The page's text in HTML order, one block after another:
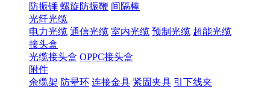
防振锤 螺旋防振鞭 间隔棒
光纤光缆
电力光缆 通信光缆 室内光缆 预制光缆 超能光缆
接头盒
光缆接头盒 OPPC接头盒
附件
余缆架 防晕环 连接金具 紧固夹具 引下线夹